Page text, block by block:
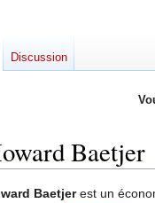
Baetjer
Baetjerest un
Discussion